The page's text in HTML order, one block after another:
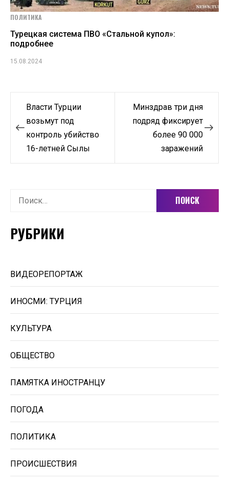
ПОЛИТИКА
Турецкая система ПВО «Стальной купол»:
подробнее
15.08.2024
Навигация
по
записям
Власти Турции
возьмут под
контроль убийство
16-летней Сылы
Минздрав три дня
подряд фиксирует
более 90 000
заражений
Найти:
РУБРИКИ
ВИДЕОРЕПОРТАЖ
ИНОСМИ: ТУРЦИЯ
КУЛЬТУРА
ОБЩЕСТВО
ПАМЯТКА ИНОСТРАНЦУ
ПОГОДА
ПОЛИТИКА
ПРОИСШЕСТВИЯ